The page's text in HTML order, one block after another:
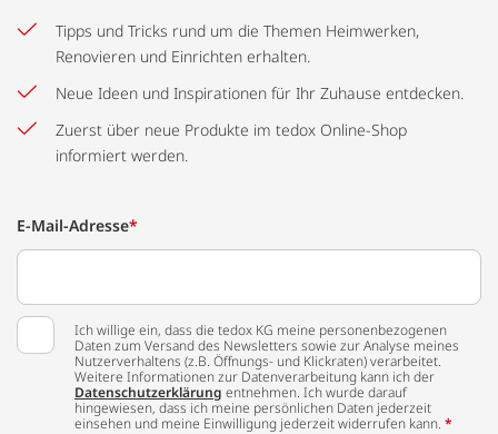
Tipps und Tricks rund um die Themen Heimwerken,
Renovieren und Einrichten erhalten.
Neue Ideen und Inspirationen für Ihr Zuhause entdecken.
Zuerst über neue Produkte im tedox Online-Shop
informiert werden.
E-Mail-Adresse*
Ich willige ein, dass die tedox KG meine personenbezogenen
Daten zum Versand des Newsletters sowie zur Analyse meines
Nutzerverhaltens (z.B. Öffnungs- und Klickraten) verarbeitet.
Weitere Informationen zur Datenverarbeitung kann ich der
Datenschutzerklärung entnehmen. Ich wurde darauf
hingewiesen, dass ich meine persönlichen Daten jederzeit
einsehen und meine Einwilligung jederzeit widerrufen kann. *